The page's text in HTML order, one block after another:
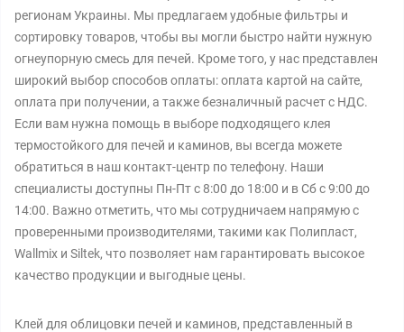
регионам Украины. Мы предлагаем удобные фильтры и
сортировку товаров, чтобы вы могли быстро найти нужную
огнеупорную смесь для печей. Кроме того, у нас представлен
широкий выбор способов оплаты: оплата картой на сайте,
оплата при получении, а также безналичный расчет с НДС.
Если вам нужна помощь в выборе подходящего клея
термостойкого для печей и каминов, вы всегда можете
обратиться в наш контакт-центр по телефону. Наши
специалисты доступны Пн-Пт с 8:00 до 18:00 и в Сб с 9:00 до
14:00. Важно отметить, что мы сотрудничаем напрямую с
проверенными производителями, такими как Полипласт,
Wallmix и Siltek, что позволяет нам гарантировать высокое
качество продукции и выгодные цены.
Клей для облицовки печей и каминов, представленный в